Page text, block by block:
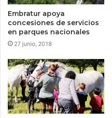
Embratur apoya
concesiones de servicios
en parques nacionales
27 junio, 2018